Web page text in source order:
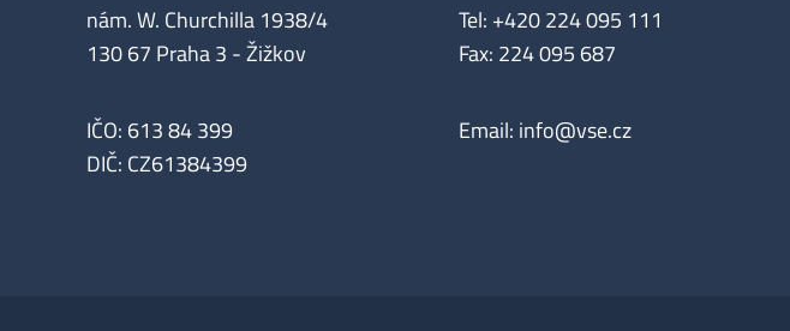
nám. W. Churchilla 1938/4
130 67 Praha 3 - Žižkov
Tel: +420 224 095 111
Fax: 224 095 687
IČO: 613 84 399
DIČ: CZ61384399
Email: info@vse.cz